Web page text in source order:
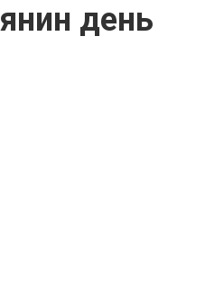
день